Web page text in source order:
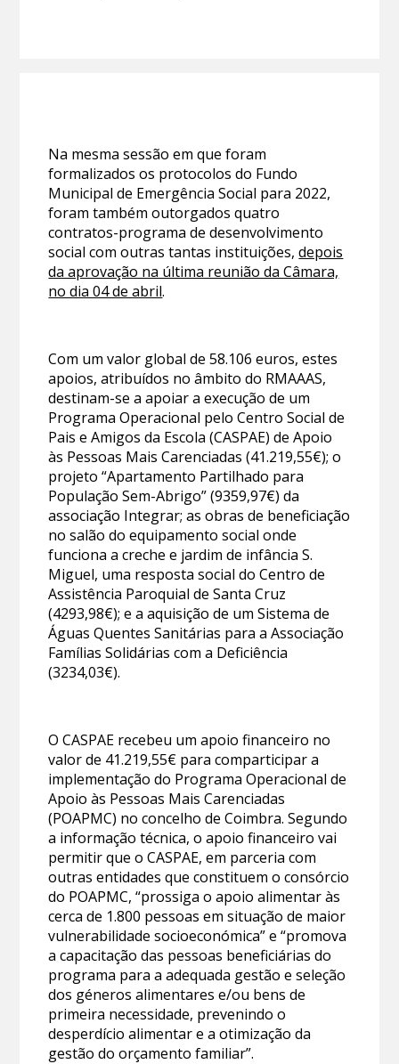
Na mesma sessão em que foram
formalizados os protocolos do Fundo
Municipal de Emergência Social para 2022,
foram também outorgados quatro
contratos-programa de desenvolvimento
social com outras tantas instituições,depois
da aprovação na última reunião da Câmara,
no dia 04 de abril.
Com um valor global de 58.106 euros, estes
apoios, atribuídos no âmbito do RMAAAS,
destinam-se a apoiar a execução de um
Programa Operacional pelo Centro Social de
Pais e Amigos da Escola (CASPAE) de Apoio
às Pessoas Mais Carenciadas (41.219,55€); o
projeto “Apartamento Partilhado para
População Sem-Abrigo” (9359,97€) da
associação Integrar; as obras de beneficiação
no salão do equipamento social onde
funciona a creche e jardim de infância S.
Miguel, uma resposta social do Centro de
Assistência Paroquial de Santa Cruz
(4293,98€); e a aquisição de um Sistema de
Águas Quentes Sanitárias para a Associação
Famílias Solidárias com a Deficiência
(3234,03€).
O CASPAE recebeu um apoio financeiro no
valor de 41.219,55€ para comparticipar a
implementação do Programa Operacional de
Apoio às Pessoas Mais Carenciadas
(POAPMC) no concelho de Coimbra. Segundo
a informação técnica, o apoio financeiro vai
permitir que o CASPAE, em parceria com
outras entidades que constituem o consórcio
do POAPMC, “prossiga o apoio alimentar às
cerca de 1.800 pessoas em situação de maior
vulnerabilidade socioeconómica” e “promova
a capacitação das pessoas beneficiárias do
programa para a adequada gestão e seleção
dos géneros alimentares e/ou bens de
primeira necessidade, prevenindo o
desperdício alimentar e a otimização da
gestão do orçamento familiar”.